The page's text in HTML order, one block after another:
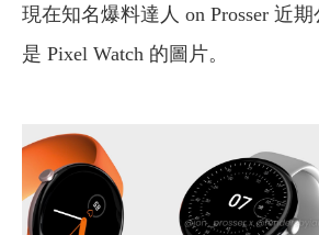
現在知名爆料達人 on Prosser 近
是 Pixel Watch 的圖片。